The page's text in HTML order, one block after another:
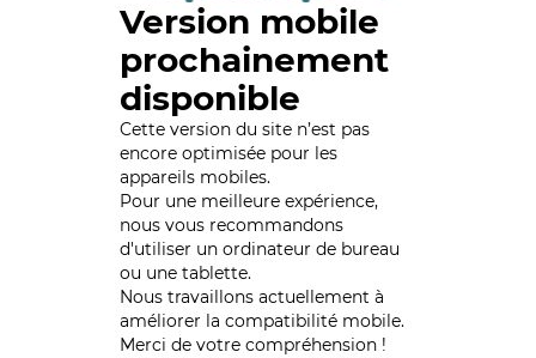
Version mobile
prochainement
disponible
Cette version du site n’est pas
encore optimisée pour les
appareils mobiles.
Pour une meilleure expérience,
nous vous recommandons
d'utiliser un ordinateur de bureau
ou une tablette.
Nous travaillons actuellement à
améliorer la compatibilité mobile.
Merci de votre compréhension !